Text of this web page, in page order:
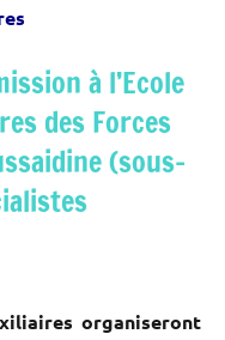
à l’Ecole
des Forces
(sous-
organiseront